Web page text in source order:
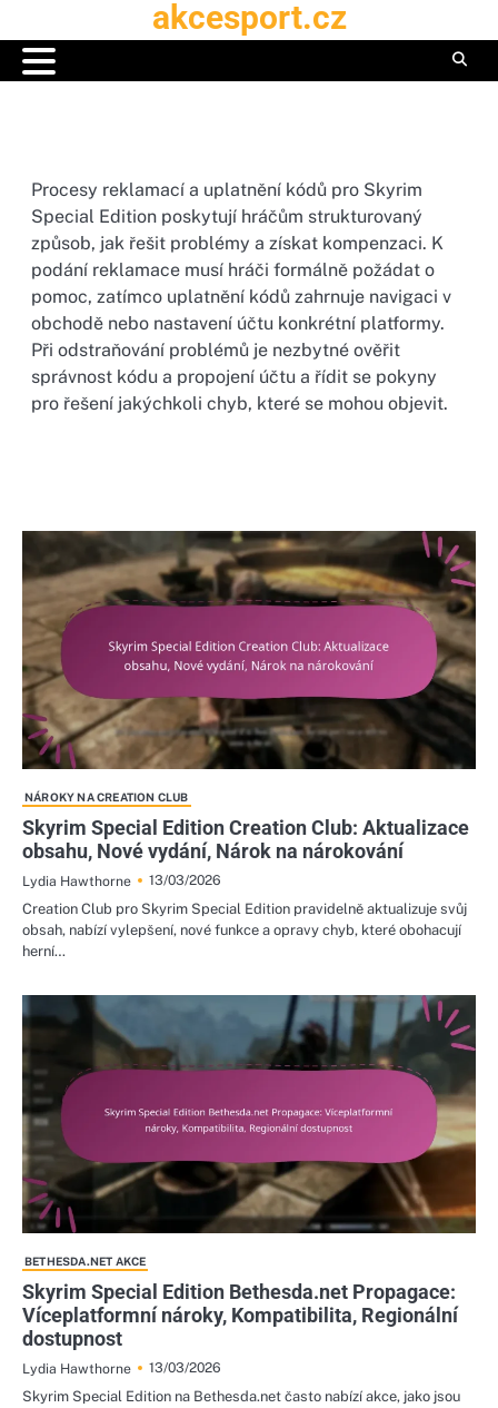
to
content
akcesport.cz
Procesy reklamací a uplatnění kódů pro Skyrim
Special Edition poskytují hráčům strukturovaný
způsob, jak řešit problémy a získat kompenzaci. K
podání reklamace musí hráči formálně požádat o
pomoc, zatímco uplatnění kódů zahrnuje navigaci v
obchodě nebo nastavení účtu konkrétní platformy.
Při odstraňování problémů je nezbytné ověřit
správnost kódu a propojení účtu a řídit se pokyny
pro řešení jakýchkoli chyb, které se mohou objevit.
NÁROKY NA CREATION CLUB
Skyrim Special Edition Creation Club: Aktualizace
obsahu, Nové vydání, Nárok na nárokování
Lydia Hawthorne
13/03/2026
Creation Club pro Skyrim Special Edition pravidelně aktualizuje svůj
obsah, nabízí vylepšení, nové funkce a opravy chyb, které obohacují
herní…
BETHESDA.NET AKCE
Skyrim Special Edition Bethesda.net Propagace:
Víceplatformní nároky, Kompatibilita, Regionální
dostupnost
Lydia Hawthorne
13/03/2026
Skyrim Special Edition na Bethesda.net často nabízí akce, jako jsou